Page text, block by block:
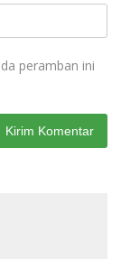
peramban ini